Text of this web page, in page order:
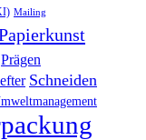
Mailing
Prägen
Schneiden